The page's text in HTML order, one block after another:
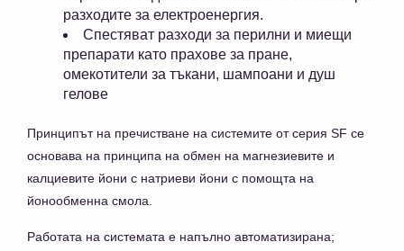
разходите за електроенергия.
Спестяват разходи за перилни и миещи
препарати като прахове за пране,
омекотители за тъкани, шампоани и душ
гелове
Принципът на пречистване на системите от серия SF се
основава на принципа на обмен на магнезиевите и
калциевите йони с натриеви йони с помощта на
йонообменна смола.
Работата на системата е напълно автоматизирана;